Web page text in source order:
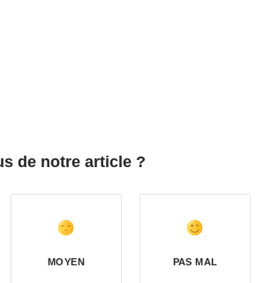
de notre article ?
MOYEN PAS MAL